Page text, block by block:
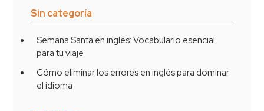
Sin categoría
Semana Santa en inglés: Vocabulario esencial
para tu viaje
Cómo eliminar los errores en inglés para dominar
el idioma